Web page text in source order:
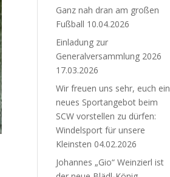
Ganz nah dran am großen
Fußball 10.04.2026
Einladung zur
Generalversammlung 2026
17.03.2026
Wir freuen uns sehr, euch ein
neues Sportangebot beim
SCW vorstellen zu dürfen:
Windelsport für unsere
Kleinsten 04.02.2026
Johannes „Gio“ Weinzierl ist